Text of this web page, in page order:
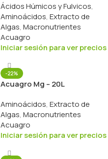
Ácidos Húmicos y Fulvicos,
Aminoácidos, Extracto de
Algas, Macronutrientes
Acuagro
Iniciar sesión para ver precios
-22%
Acuagro Mg – 20L
Aminoácidos, Extracto de
Algas, Macronutrientes
Acuagro
Iniciar sesión para ver precios